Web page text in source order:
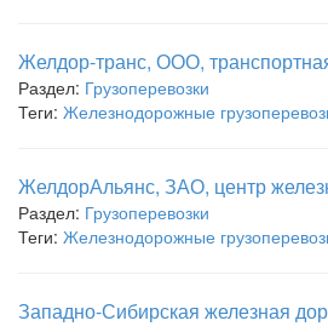
Желдор-транс, ООО,
Раздел: Грузоперевозки
Теги: Железнодорожные
ЖелдорАльянс, ЗАО, центр
Раздел: Грузоперевозки
Теги: Железнодорожные
Западно-Сибирская железная